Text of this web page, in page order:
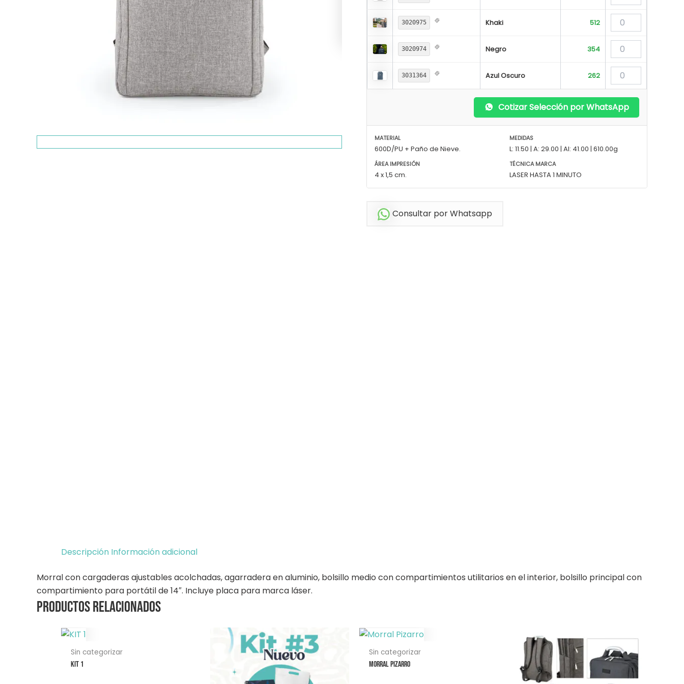
3020975 Khaki 512
3020974 Negro 354
3031364 Azul Oscuro 262
Cotizar Selección por WhatsApp
MATERIAL
600D/PU + Paño de Nieve.
MEDIDAS
L: 11.50 | A: 29.00 | Al: 41.00 | 610.00g
ÁREA IMPRESIÓN
4 x 1,5 cm.
TÉCNICA MARCA
LASER HASTA 1 MINUTO
Consultar por Whatsapp
Descripción Información adicional
Morral con cargaderas ajustables acolchadas, agarradera en aluminio, bolsillo medio con compartimientos utilitarios en el interior, bolsillo principal con
compartimiento para portátil de 14″. Incluye placa para marca láser.
Productos relacionados
Sin categorizar
KIT 1
Sin categorizar
Morral Pizarro
Este
producto
tiene
producto
tiene
múltiples